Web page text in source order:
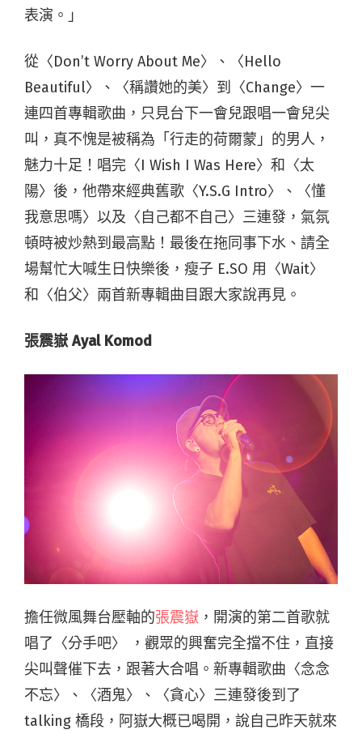
表演。」
從〈Don’t Worry About Me〉、〈Hello
Beautiful〉、〈稱讚她的美〉到〈Change〉一
連四首專輯歌曲，只見台下一會兒跟唱一會兒尖
叫，真不愧是被稱為「行走的荷爾蒙」的男人，
魅力十足！唱完〈I Wish I Was Here〉和〈太
陽〉後，他帶來經典舊歌〈Y.S.G Intro〉、〈懂
我意思嗎〉以及〈自己都不自己〉三連發，氣氛
頓時被炒熱到最高點！最後在拖同事下水、請全
場幫忙大喊生日快樂後，瘦子 E.SO 用〈Wait〉
和〈伯父〉兩首新專輯曲目跟大家說再見。
張震嶽 Ayal Komod
擔任微風舞台壓軸的張震嶽 ，開演的第二首歌就
唱了〈分手吧〉 ，觀眾的興奮完全擋不住，直接
尖叫聲催下去，跟著大合唱。新專輯歌曲〈念念
不忘〉、〈酒鬼〉、〈貪心〉三連發後到了
talking 橋段，阿嶽大概已喝開，說自己昨天就來